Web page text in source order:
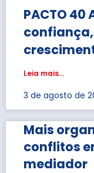
PACTO 40
Leia mais...
3 de agosto de
Mais
conflitos
mediador